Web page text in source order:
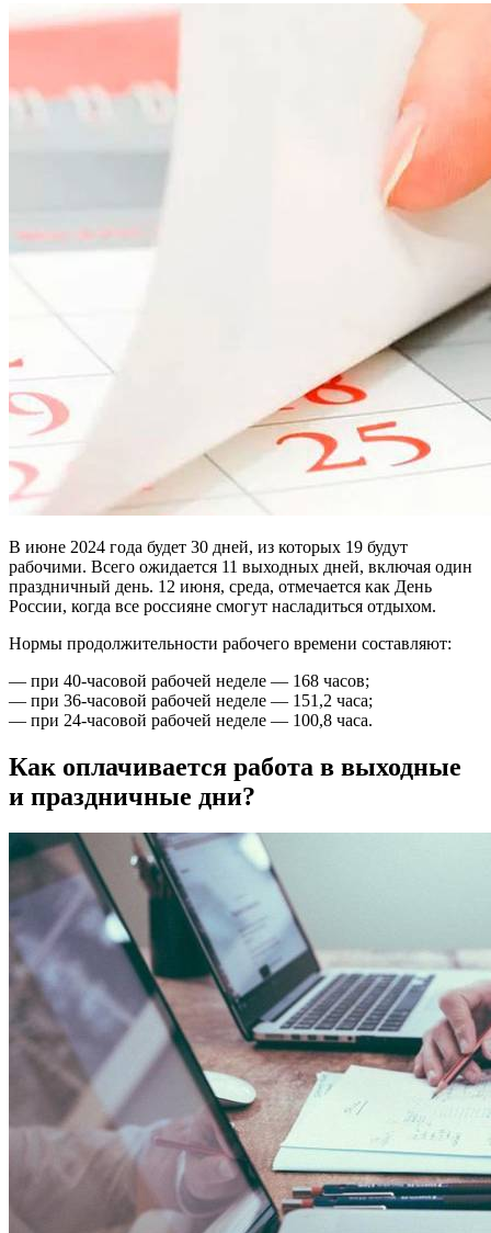
В июне 2024 года будет 30 дней, из которых 19 будут
рабочими. Всего ожидается 11 выходных дней, включая один
праздничный день. 12 июня, среда, отмечается как День
России, когда все россияне смогут насладиться отдыхом.
Нормы продолжительности рабочего времени составляют:
— при 40-часовой рабочей неделе — 168 часов;
— при 36-часовой рабочей неделе — 151,2 часа;
— при 24-часовой рабочей неделе — 100,8 часа.
Как оплачивается работа в выходные
и праздничные дни?